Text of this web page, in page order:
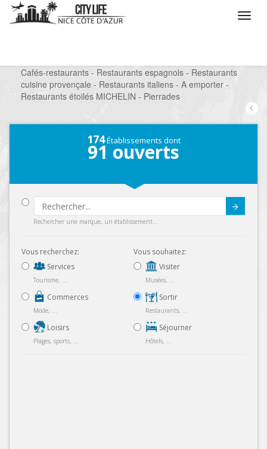
Cafés-restaurants - Restaurants espagnols - Restaurants
cuisine provençale - Restaurants italiens - A emporter -
Restaurants étoilés MICHELIN - Pierrades
174Établissements dont
91 ouverts
Rechercher une marque, un établissement...
Vous recherchez:
Services
Tourisme, ...
Commerces
Mode, ...
Loisirs
Plages, sports, ...
Vous souhaitez:
Visiter
Musées, ...
Sortir
Restaurants, ...
Séjourner
Hôtels, ...